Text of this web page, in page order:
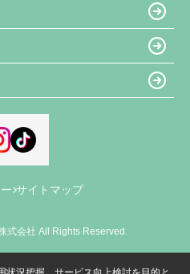
サイトマップ
式会社 All Rights Reserved.